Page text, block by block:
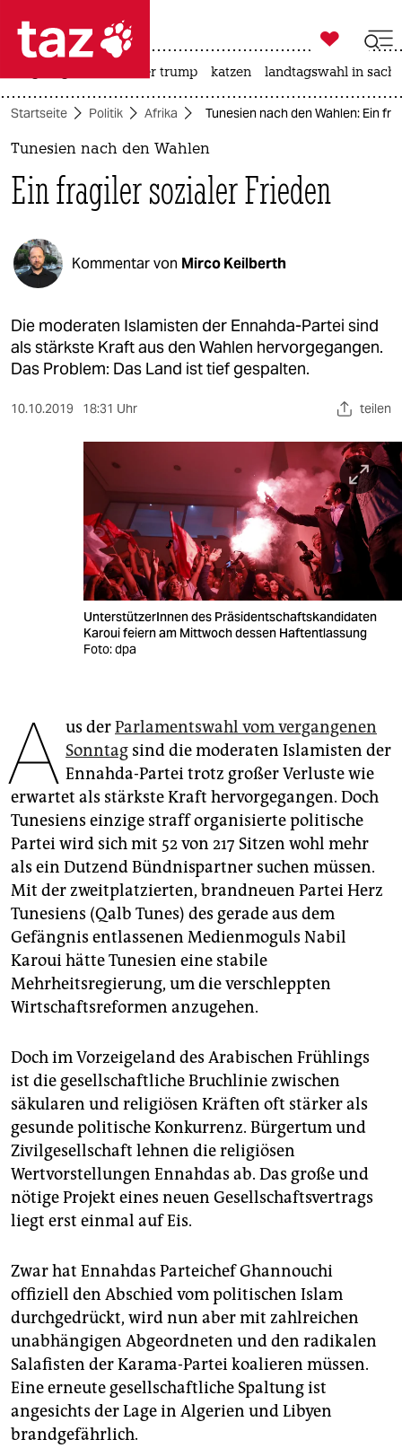
 taz zahl ich
taz zahl ich
politik
öko
gesellschaft
kultur
sport
berlin
veranstaltungen
abo
genossenschaft
epaper login

taz zahl ich
usa unter trump katzen landtagswahl in
Startseite Politik Afrika Tunesien nach den Wahlen: Ein
Tunesien nach den Wahlen
Ein fragiler sozialer Frieden
Kommentar von Mirco Keilberth
Die moderaten Islamisten der ­Ennahda-Partei sind
als stärkste Kraft aus den Wahlen hervorgegangen.
Das Problem: Das Land ist tief gespalten.
10.10.2019 18:31 Uhr teilen
UnterstützerInnen des Präsidentschaftskandidaten
Karoui feiern am Mittwoch dessen Haftentlassung
Foto: dpa
A us derParlamentswahl vom vergangenen
Sonntag sind die moderaten Islamisten der
­Ennahda-Partei trotz großer Verluste wie
erwartet als stärkste Kraft hervorgegangen. Doch
Tunesiens einzige straff organisierte politische
Partei wird sich mit 52 von 217 Sitzen wohl mehr
als ein Dutzend Bündnispartner suchen müssen.
Mit der zweitplatzierten, brandneuen Partei Herz
Tunesiens (Qalb ­Tunes) des gerade aus dem
Gefängnis entlassenen Medienmoguls Nabil
Karoui hätte Tunesien eine stabile
Mehrheitsregierung, um die verschleppten
Wirtschaftsreformen anzugehen.
Doch im Vorzeigeland des Arabischen Frühlings
ist die gesellschaftliche Bruchlinie zwischen
säkularen und religiösen Kräften oft stärker als
gesunde politische Konkurrenz. Bürgertum und
Zivilgesellschaft lehnen die religiösen
Wertvorstellungen Ennahdas ab. Das große und
nötige Projekt eines neuen Gesellschaftsvertrags
liegt erst einmal auf Eis.
Zwar hat Ennahdas Parteichef Ghannouchi
offiziell den Abschied vom politischen Islam
durchgedrückt, wird nun aber mit zahlreichen
unabhängigen Abgeordneten und den radikalen
Salafisten der Karama-Partei koalieren müssen.
Eine erneute gesellschaftliche Spaltung ist
angesichts der Lage in Algerien und Libyen
brandgefährlich.